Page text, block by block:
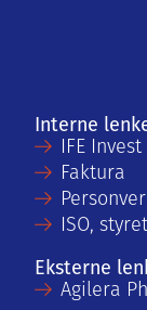
Interne
IFE Invest
Faktura
ISO,
Eksterne
Agilera